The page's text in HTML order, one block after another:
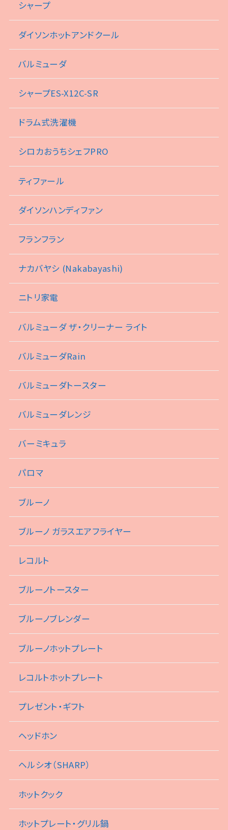
シャープ
ダイソンホットアンドクール
バルミューダ
シャープES-X12C-SR
ドラム式洗濯機
シロカおうちシェフPRO
ティファール
ダイソンハンディファン
フランフラン
ナカバヤシ (Nakabayashi)
ニトリ家電
バルミューダ ザ・クリーナー ライト
バルミューダRain
バルミューダトースター
バルミューダレンジ
バーミキュラ
パロマ
ブルーノ
ブルーノ ガラスエアフライヤー
レコルト
ブルーノトースター
ブルーノブレンダー
ブルーノホットプレート
レコルトホットプレート
プレゼント・ギフト
ヘッドホン
ヘルシオ（SHARP）
ホットクック
ホットプレート・グリル鍋